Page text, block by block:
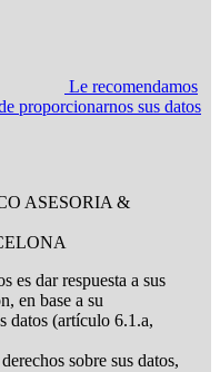
Le recomendamos
proporcionarnos sus datos
ASESORIA &
es dar respuesta a sus
en base a su
datos (artículo 6.1.a,
sobre sus datos,